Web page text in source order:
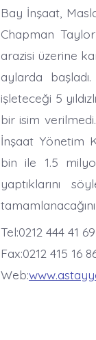
Bay İnşaat,
Chapman
arazisi üzerine
aylarda
işleteceği 5
bir isim
İnşaat Yönetim
bin ile 1.5
yaptıklarını
Tel:0212 444 41 69
Fax:0212 415 16
Web: